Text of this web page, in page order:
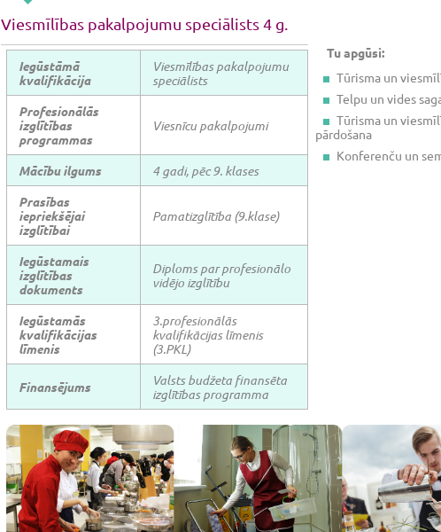
Viesmīlības pakalpojumu speciālists 4 g.
Iegūstāmā
kvalifikācija
Viesmīlības pakalpojumu
speciālists
Profesionālās
izglītības
programmas
Viesnīcu pakalpojumi
Mācību ilgums
4 gadi, pēc 9. klases
Prasības
iepriekšējai
izglītībai
Pamatizglītība (9.klase)
Iegūstamais
izglītības
dokuments
Diploms par profesionālo
vidējo izglītību
Iegūstamās
kvalifikācijas
līmenis
3.profesionālās
kvalifikācijas līmenis
(3.PKL)
Finansējums
Valsts budžeta finansēta
izglītības programma
Tu apgūsi:
Tūrisma un
Telpu un vides
Tūrisma un
pārdošana
Konferenču un